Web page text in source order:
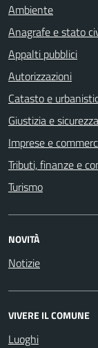
Ambiente
Anagrafe e stato
Appalti pubblici
Autorizzazioni
Catasto e
Giustizia e
Imprese e
Tributi, finanze e
Turismo
NOVITÀ
Notizie
VIVERE IL COMUNE
Luoghi